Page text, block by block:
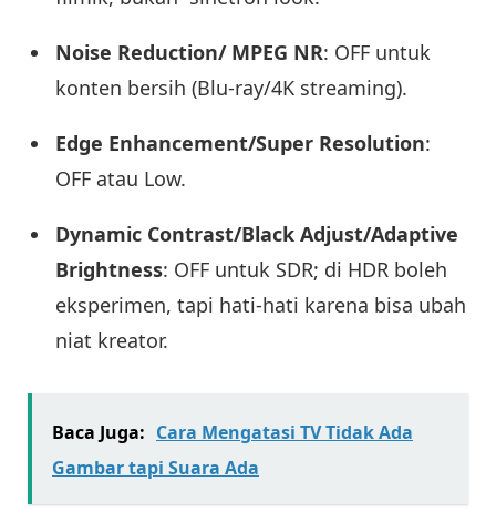
Noise Reduction/ MPEG NR: OFF untuk
konten bersih (Blu-ray/4K streaming).
Edge Enhancement/Super Resolution:
OFF atau Low.
Dynamic Contrast/Black Adjust/Adaptive
Brightness: OFF untuk SDR; di HDR boleh
eksperimen, tapi hati-hati karena bisa ubah
niat kreator.
Baca Juga: Cara Mengatasi TV Tidak Ada
Gambar tapi Suara Ada